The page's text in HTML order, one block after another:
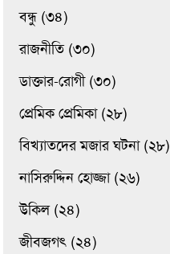
বন্ধু (৩৪)
রাজনীতি (৩০)
ডাক্তার-রোগী (৩০)
প্রেমিক প্রেমিকা (২৮)
বিখ্যাতদের মজার ঘটনা (২৮)
নাসিরুদ্দিন হোজ্জা (২৬)
উকিল (২৪)
জীবজগৎ (২৪)